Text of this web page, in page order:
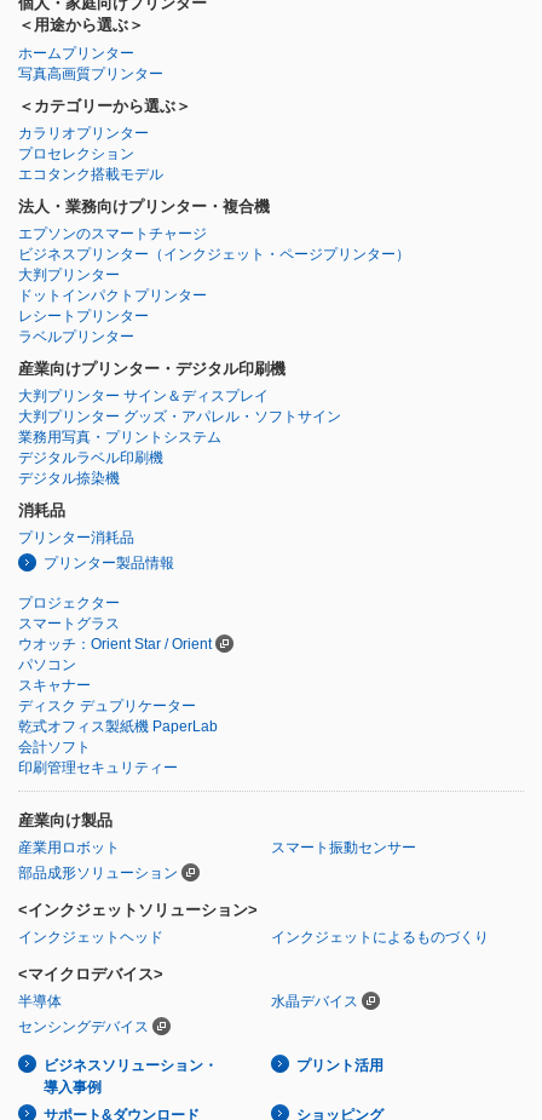
＜用途から選ぶ＞
ホームプリンター
写真高画質プリンター
＜カテゴリーから選ぶ＞
カラリオプリンター
プロセレクション
エコタンク搭載モデル
法人・業務向けプリンター・複合機
エプソンのスマートチャージ
ビジネスプリンター （インクジェット・ページプリンター）
大判プリンター
ドットインパクトプリンター
レシートプリンター
ラベルプリンター
産業向けプリンター・デジタル印刷機
大判プリンター サイン＆ディスプレイ
大判プリンター グッズ・アパレル・ソフトサイン
業務用写真・プリントシステム
デジタルラベル印刷機
デジタル捺染機
消耗品
プリンター消耗品
プリンター製品情報
プロジェクター
スマートグラス
ウオッチ：Orient Star / Orient
パソコン
スキャナー
ディスク デュプリケーター
乾式オフィス製紙機 PaperLab
会計ソフト
印刷管理セキュリティー
産業向け製品
産業用ロボット
スマート振動センサー
部品成形ソリューション
<インクジェットソリューション>
インクジェットヘッド インクジェットによるものづくり
<マイクロデバイス>
半導体
水晶デバイス
センシングデバイス
ビジネスソリューション・
導入事例
プリント活用
サポート&ダウンロード ショッピング